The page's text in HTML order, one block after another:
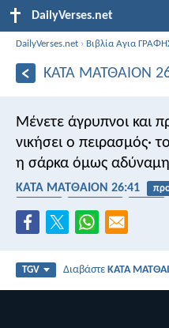
DailyVerses.net
DailyVerses.net › Βιβλία Αγια
ΚΑΤΑ ΜΑΤΘΑΙΟΝ
Μένετε άγρυπνοι και
νικήσει ο πειρασμός·
η σάρκα όμως
ΚΑΤΑ ΜΑΤΘΑΙΟΝ 26:41
TGV ΔιαβάστεΚΑΤΑ